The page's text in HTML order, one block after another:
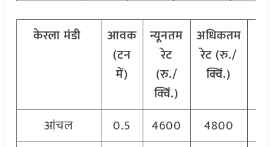
केरलामंडी
आवक
(टन
में)
न्यूनतम
रेट
(रु./
क्विं.)
अधिकतम
रेट (रु./
क्विं.)
आंचल
0.5 4600 4800